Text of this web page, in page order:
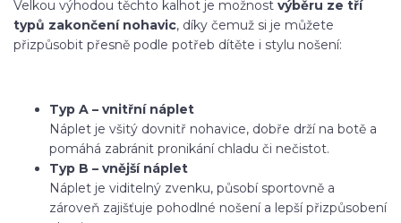
Velkou výhodou těchto kalhot je možnost výběru ze tří
typů zakončení nohavic, díky čemuž si je můžete
přizpůsobit přesně podle potřeb dítěte i stylu nošení:
Typ A – vnitřní náplet
Náplet je všitý dovnitř nohavice, dobře drží na botě a
pomáhá zabránit pronikání chladu či nečistot.
Typ B – vnější náplet
Náplet je viditelný zvenku, působí sportovně a
zároveň zajišťuje pohodlné nošení a lepší přizpůsobení